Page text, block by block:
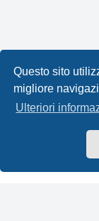
Questo sito
migliore
Ulteriori
Creato daphpBB